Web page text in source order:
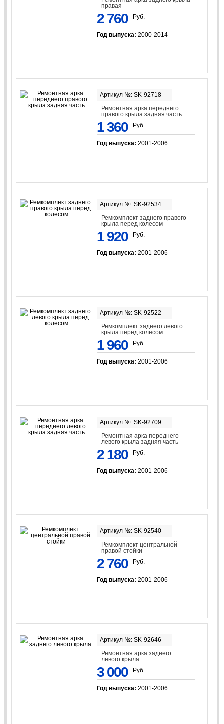
правая
2 760 Руб.
Год выпуска: 2000-2014
Артикул №: SK-92718
Ремонтная арка переднего
правого крыла задняя часть
1 360 Руб.
Год выпуска: 2001-2006
Артикул №: SK-92534
Ремкомплект заднего правого
крыла перед колесом
1 920 Руб.
Год выпуска: 2001-2006
Артикул №: SK-92522
Ремкомплект заднего левого
крыла перед колесом
1 960 Руб.
Год выпуска: 2001-2006
Артикул №: SK-92709
Ремонтная арка переднего
левого крыла задняя часть
2 180 Руб.
Год выпуска: 2001-2006
Артикул №: SK-92540
Ремкомплект центральной
правой стойки
2 760 Руб.
Год выпуска: 2001-2006
Артикул №: SK-92646
Ремонтная арка заднего
левого крыла
3 000 Руб.
Год выпуска: 2001-2006